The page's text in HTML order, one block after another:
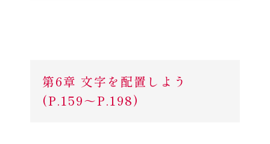
第6章 文字を配置しよう
(P.159～P.198)